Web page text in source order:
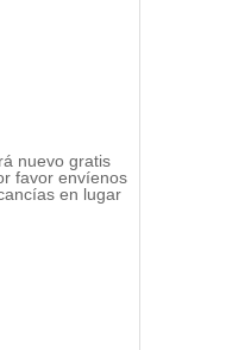
nuevo gratis
favor envíenos
en lugar